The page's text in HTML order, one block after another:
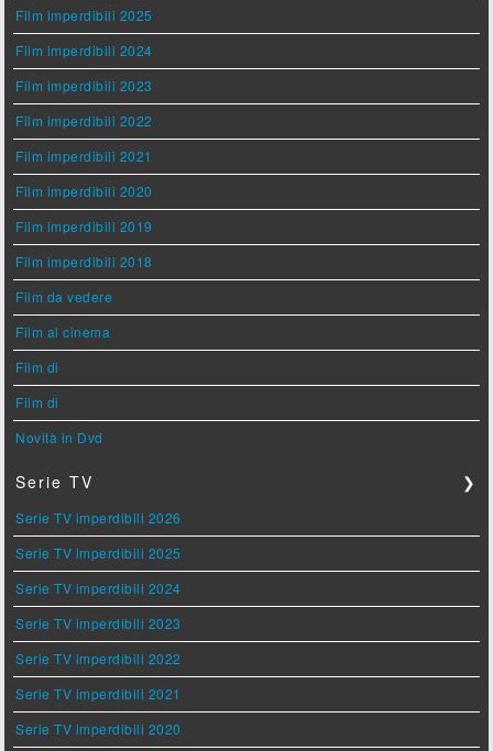
Film imperdibili 2025
Film imperdibili 2024
Film imperdibili 2023
Film imperdibili 2022
Film imperdibili 2021
Film imperdibili 2020
Film imperdibili 2019
Film imperdibili 2018
Film da vedere
Film al cinema
Film di
Film di
Novità in Dvd
Serie TV ❯
Serie TV imperdibili 2026
Serie TV imperdibili 2025
Serie TV imperdibili 2024
Serie TV imperdibili 2023
Serie TV imperdibili 2022
Serie TV imperdibili 2021
Serie TV imperdibili 2020